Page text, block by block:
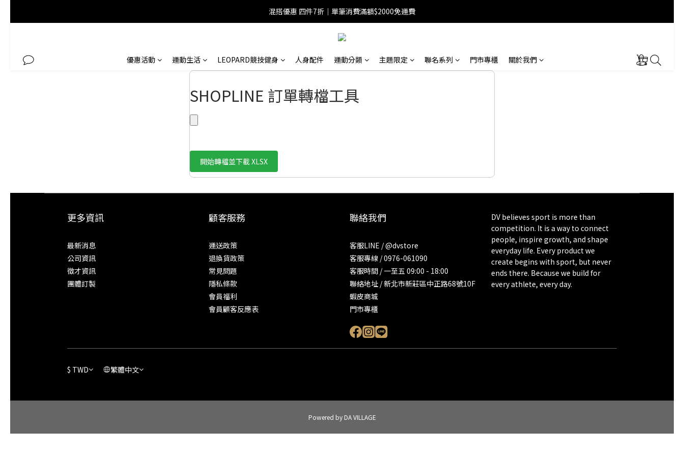
混搭優惠 四件7折｜單筆消費滿額$2000免運費
優惠活動 運動生活 LEOPARD競技健身 人身配件 運動分類 主題限定 聯名系列 門市專櫃 關於我們
SHOPLINE 訂單轉檔工具
開始轉檔並下載 XLSX
更多資訊
最新消息
公司資訊
徵才資訊
團體訂製
顧客服務
運送政策
退換貨政策
常見問題
隱私條款
會員福利
會員顧客反應表
聯絡我們
客服LINE / @dvstore
客服專線 / 0976-061090
客服時間 / 一至五 09:00 - 18:00
聯絡地址 / 新北市新莊區中正路68號10F
蝦皮商城
門市專櫃
DV believes sport is more than
competition. It is a way to connect
people, inspire growth, and shape
everyday life. Every product we
create begins with sport, but never
ends there. Because we build for
every athlete, every day.
$ TWD 繁體中文
Powered by DA VILLAGE